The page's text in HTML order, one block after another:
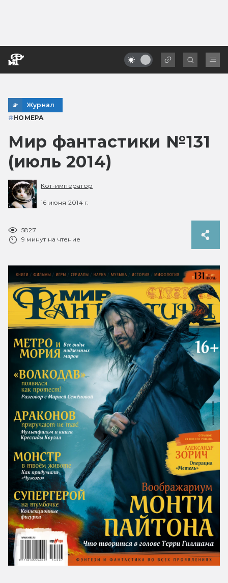
Журнал
#НОМЕРА
Мир фантастики №131
(июль 2014)
Кот-император
16 июня 2014 г.
5827
9 минут на чтение